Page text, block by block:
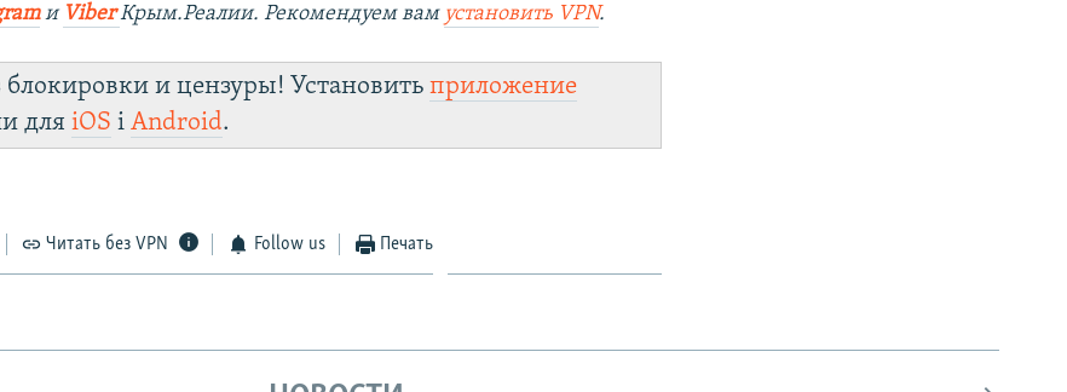
и ViberКрым.Реалии. Рекомендуем вам установить VPN.
блокировки и цензуры! Установитьприложение
дляiOS іAndroid.
Читать без VPN Follow us Печать